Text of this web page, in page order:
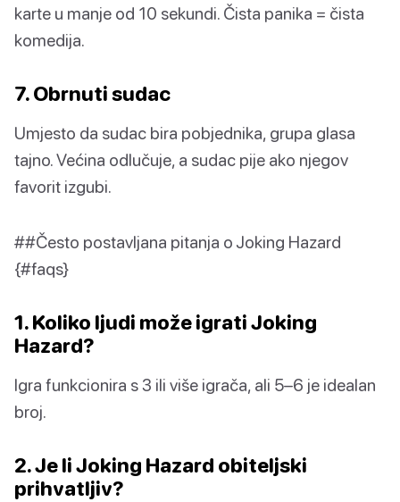
karte u manje od 10 sekundi. Čista panika = čista
komedija.
7. Obrnuti sudac
Umjesto da sudac bira pobjednika, grupa glasa
tajno. Većina odlučuje, a sudac pije ako njegov
favorit izgubi.
##Često postavljana pitanja o Joking Hazard
{#faqs}
1. Koliko ljudi može igrati Joking
Hazard?
Igra funkcionira s 3 ili više igrača, ali 5–6 je idealan
broj.
2. Je li Joking Hazard obiteljski
prihvatljiv?